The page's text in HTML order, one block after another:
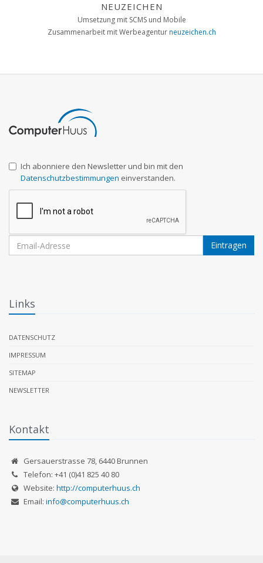
NEUZEICHEN
Umsetzung mit SCMS und Mobile
Zusammenarbeit mit Werbeagenturneuzeichen.ch
Ich abonniere den Newsletter und bin mit den
Datenschutzbestimmungen einverstanden.
Eintragen
Links
DATENSCHUTZ
IMPRESSUM
SITEMAP
NEWSLETTER
Kontakt
Gersauerstrasse 78, 6440 Brunnen
Telefon: +41 (0)41 825 40 80
Website: http://computerhuus.ch
Email: info@computerhuus.ch